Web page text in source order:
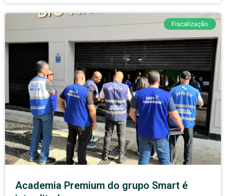
Fiscalização
Academia Premium do grupo Smart é